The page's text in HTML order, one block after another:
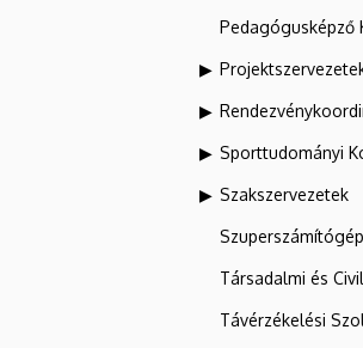
Pedagógusképző
Sporttudományi
Szakszervezetek
Társadalmi és
Távérzékelési